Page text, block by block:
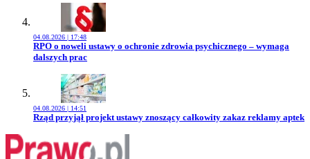
04.08.2026 | 17:48
Przejdź do artykułu:
RPO o noweli ustawy o ochronie zdrowia psychicznego – wymaga
dalszych prac
04.08.2026 | 14:51
Przejdź do artykułu:
Rząd przyjął projekt ustawy znoszący całkowity zakaz reklamy aptek